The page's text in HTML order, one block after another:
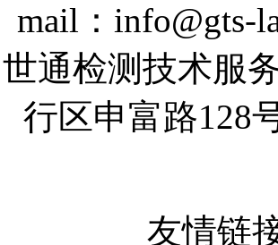
mail：
世通检测技术服
行区申富路
友情链